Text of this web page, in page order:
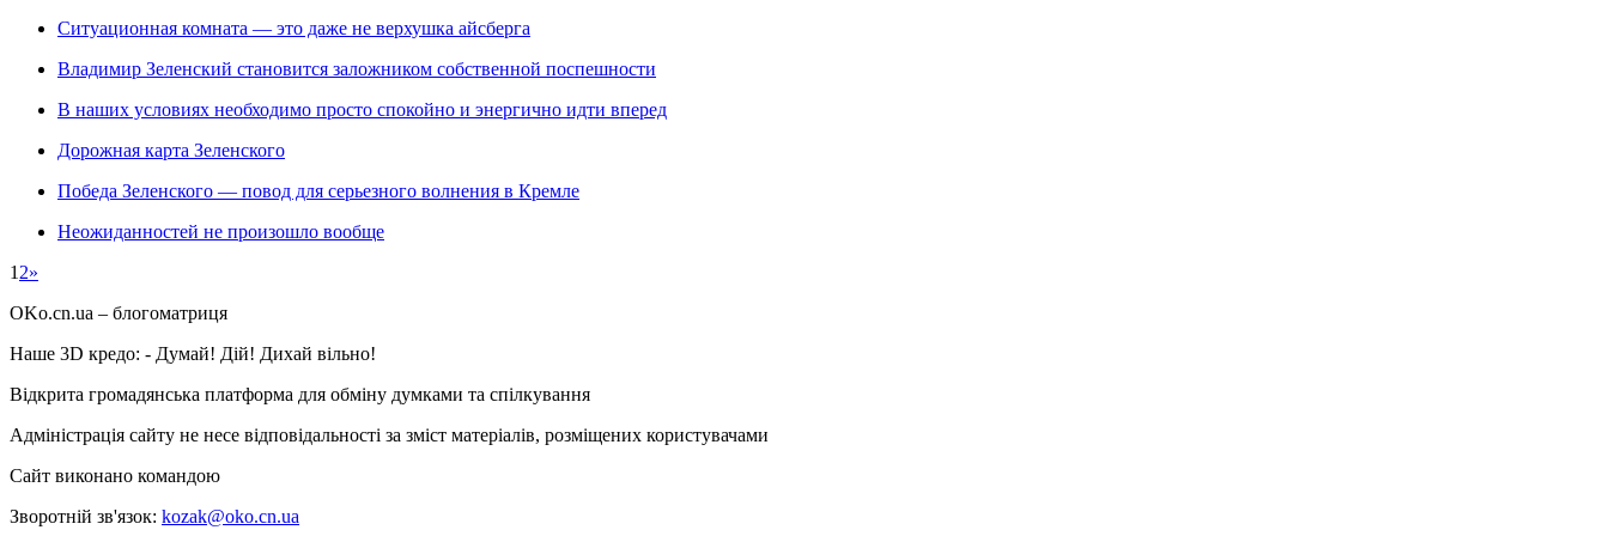
Ситуационная комната — это даже не верхушка айсберга
Владимир Зеленский становится заложником собственной поспешности
В наших условиях необходимо просто спокойно и энергично идти вперед
Дорожная карта Зеленского
Победа Зеленского — повод для серьезного волнения в Кремле
Неожиданностей не произошло вообще
1 2»
OKo.cn.ua – блогоматриця
Наше 3D кредо: - Думай! Дій! Дихай вільно!
Відкрита громадянська платформа для обміну думками та спілкування
Адміністрація сайту не несе відповідальності за зміст матеріалів, розміщених користувачами
Сайт виконано командою
Зворотній зв'язок: kozak@oko.cn.ua